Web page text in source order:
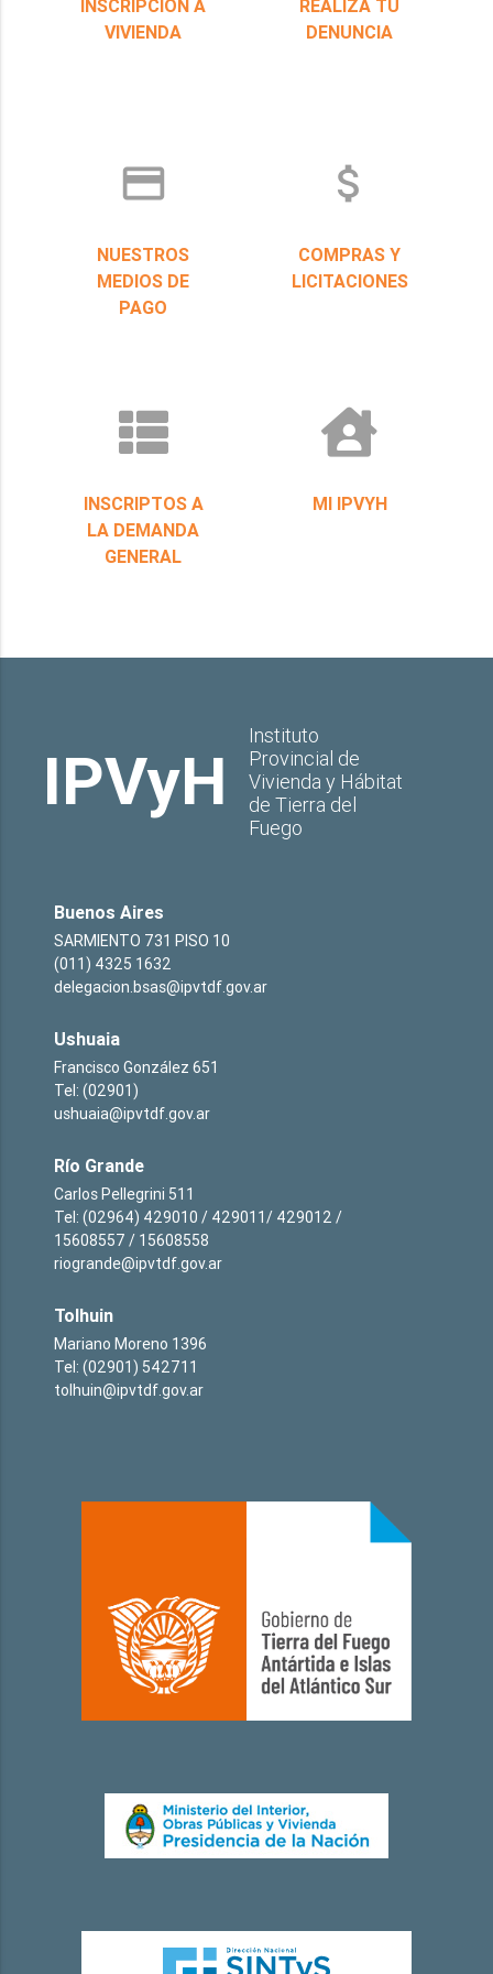
INSCRIPCIÓN A
VIVIENDA
REALIZÁ TU
DENUNCIA
credit_card
NUESTROS
MEDIOS DE
PAGO
attach_money
COMPRAS Y
LICITACIONES
INSCRIPTOS A
LA DEMANDA
GENERAL
MI IPVYH
IPVyH
Instituto
Provincial de
Vivienda y Hábitat
de Tierra del
Fuego
Buenos Aires
SARMIENTO 731 PISO 10
(011) 4325 1632
delegacion.bsas@ipvtdf.gov.ar
Ushuaia
Francisco González 651
Tel: (02901)
ushuaia@ipvtdf.gov.ar
Río Grande
Carlos Pellegrini 511
Tel: (02964) 429010 / 429011/ 429012 /
15608557 / 15608558
riogrande@ipvtdf.gov.ar
Tolhuin
Mariano Moreno 1396
Tel: (02901) 542711
tolhuin@ipvtdf.gov.ar